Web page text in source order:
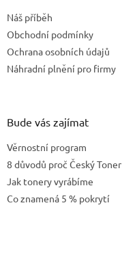
Náš příběh
Obchodní podmínky
Ochrana osobních údajů
Náhradní plnění pro firmy
Bude vás zajímat
Věrnostní program
8 důvodů proč Český Toner
Jak tonery vyrábíme
Co znamená 5 % pokrytí